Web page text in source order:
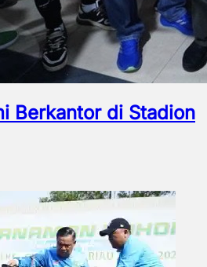
Berkantor di Stadion